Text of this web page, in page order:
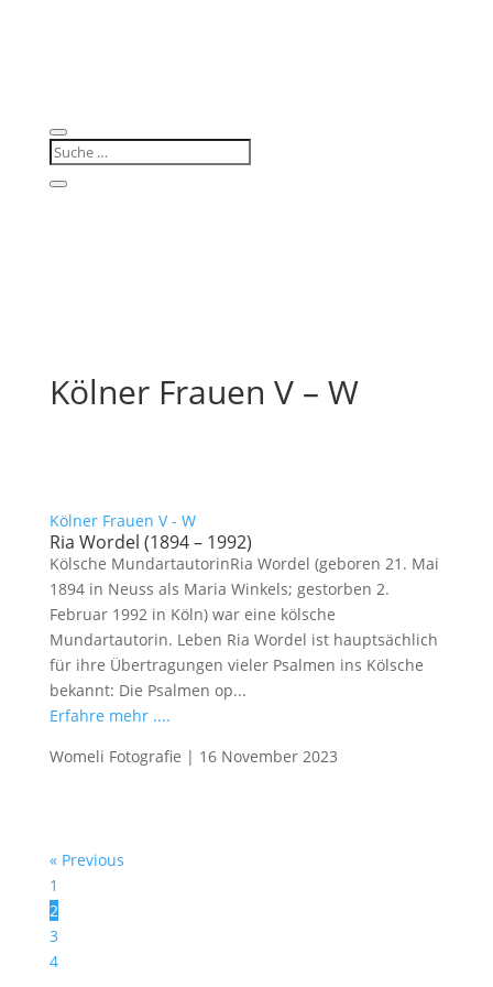
Kölner Frauen V – W
Kölner Frauen V - W
Ria Wordel (1894 – 1992)
Kölsche MundartautorinRia Wordel (geboren 21. Mai
1894 in Neuss als Maria Winkels; gestorben 2.
Februar 1992 in Köln) war eine kölsche
Mundartautorin. Leben Ria Wordel ist hauptsächlich
für ihre Übertragungen vieler Psalmen ins Kölsche
bekannt: Die Psalmen op...
Erfahre mehr ....
Womeli Fotografie | 16 November 2023
« Previous
1
2
3
4